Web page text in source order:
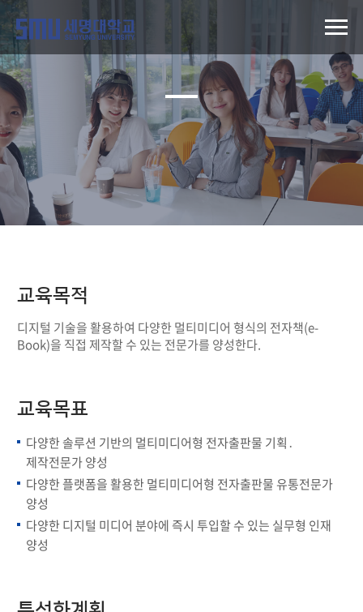
교육목적
디지털 기술을 활용하여 다양한 멀티미디어 형식의 전자책(e-
Book)을 직접 제작할 수 있는 전문가를 양성한다.
교육목표
다양한 솔루션 기반의 멀티미디어형 전자출판물 기획․
제작전문가 양성
다양한 플랫폼을 활용한 멀티미디어형 전자출판물 유통전문가
양성
다양한 디지털 미디어 분야에 즉시 투입할 수 있는 실무형 인재
양성